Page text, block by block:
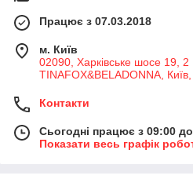
Працює з 07.03.2018
м. Київ
02090, Харківське шосе 19, 2
TINAFOX&BELADONNA, Київ,
Контакти
Сьогодні працює з 09:00
Показати весь графік